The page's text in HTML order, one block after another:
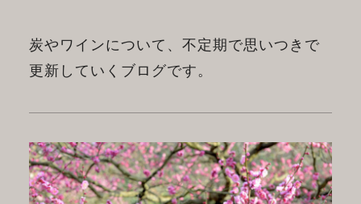
炭やワインについて、不定期で思いつきで
更新していくブログです。